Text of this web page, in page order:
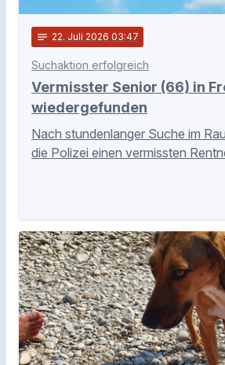
notes 22. Juli 2026 03:47
Suchaktion erfolgreich
Vermisster Senior (66) in
wiedergefunden
Nach stundenlanger Suche im
die Polizei einen vermissten